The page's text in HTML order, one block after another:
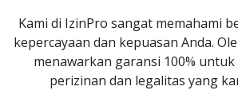
Kami di IzinPro sangat memahami
kepercayaan dan kepuasan Anda.
menawarkan garansi 100%
perizinan dan legalitas yang